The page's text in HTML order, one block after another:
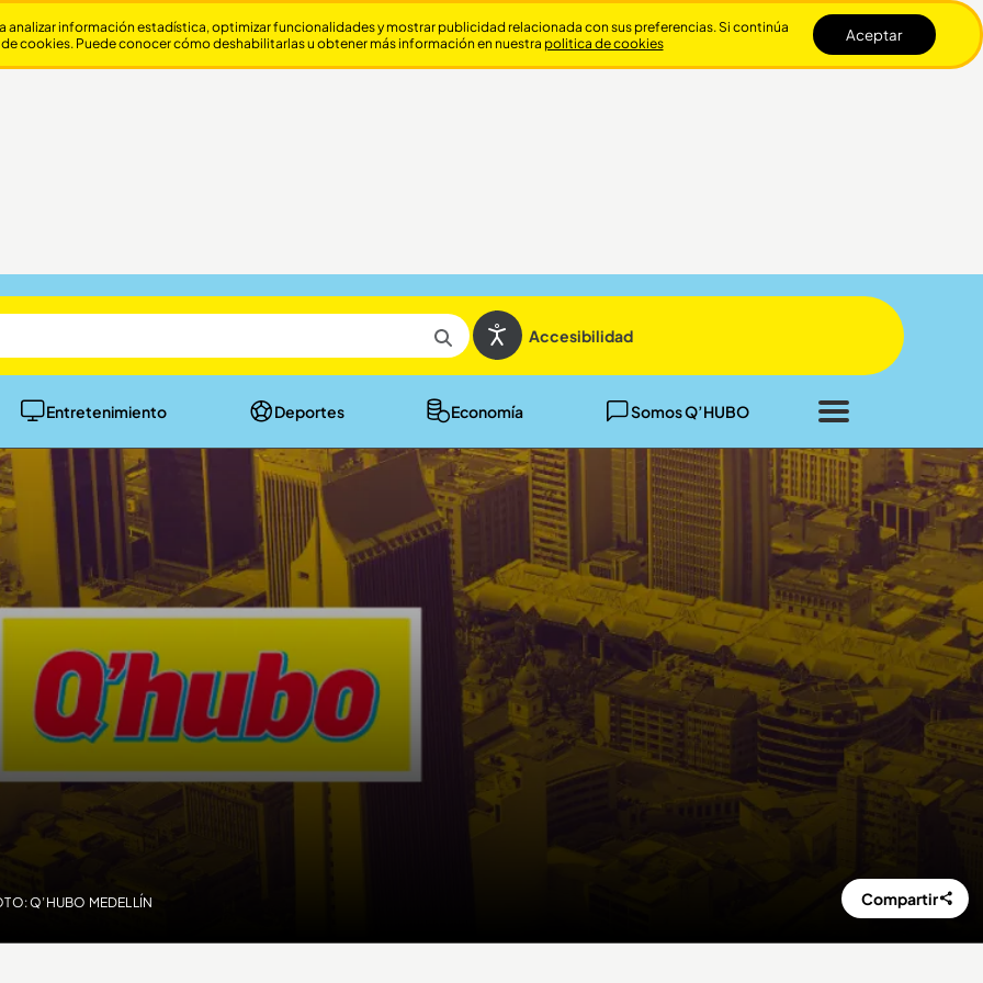
Accesibilidad
Entretenimiento Deportes Economía Somos Q’HUBO
Cerrar
Q’HUBO MEDELLÍN Compartir
información estadística, optimizar funcionalidades y mostrar publicidad relacionada con sus preferencias. Si continúa
cookies. Puede conocer cómo deshabilitarlas u obtener más información en nuestra politica de cookies Aceptar